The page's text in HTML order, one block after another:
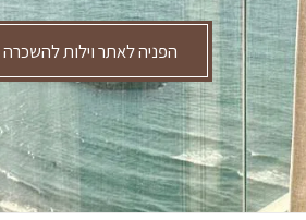
הפניה לאתר וילות להשכרה